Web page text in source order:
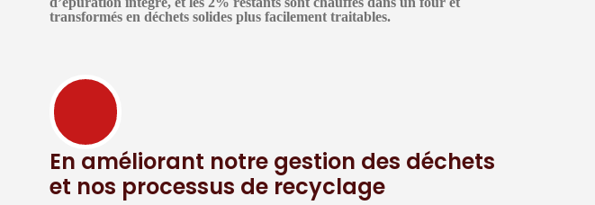
transformés en déchets solides plus facilement traitables.
En améliorant notre gestion des déchets
et nos processus de recyclage